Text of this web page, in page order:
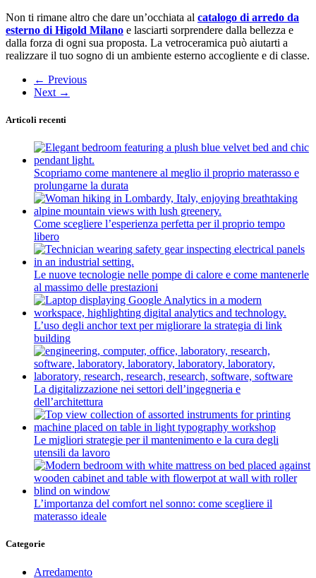
Non ti rimane altro che dare un’occhiata al catalogo di arredo da
esterno di Higold Milano e lasciarti sorprendere dalla bellezza e
dalla forza di ogni sua proposta. La vetroceramica può aiutarti a
realizzare il tuo sogno di un ambiente esterno accogliente e di classe.
← Previous
Next →
Articoli recenti
Scopriamo come mantenere al meglio il proprio materasso e
prolungarne la durata
Come scegliere l’esperienza perfetta per il proprio tempo
libero
Le nuove tecnologie nelle pompe di calore e come mantenerle
al massimo delle prestazioni
L’uso degli anchor text per migliorare la strategia di link
building
La digitalizzazione nei settori dell’ingegneria e
dell’architettura
Le migliori strategie per il mantenimento e la cura degli
utensili da lavoro
L’importanza del comfort nel sonno: come scegliere il
materasso ideale
Categorie
Arredamento